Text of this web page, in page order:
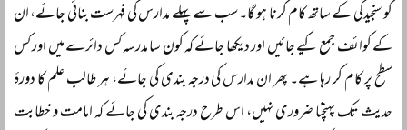
کو سنجیدگی کے ساتھ کام کرنا ہو گا۔ سب سے پہلے مدارس کی فہرست بنائی جائے، ان
کے کوائف جمع کیے جائیں اور دیکھا جائے کہ کون سا مدرسہ کس دائرے میں اور کس
سطح پر کام کر رہا ہے۔ پھر ان مدارس کی درجہ بندی کی جائے، ہر طالب علم کا دورۂ
حدیث تک پہنچنا ضروری نہیں، اس طرح درجہ بندی کی جائے کہ امامت و خطابت